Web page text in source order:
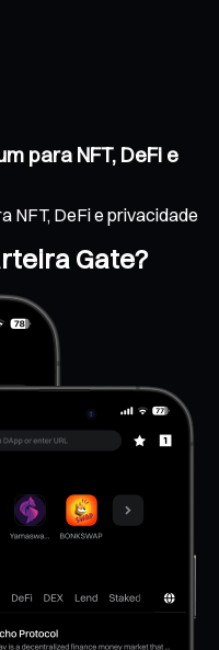
para NFT, DeFi e
NFT, DeFi e privacidade
Gate?